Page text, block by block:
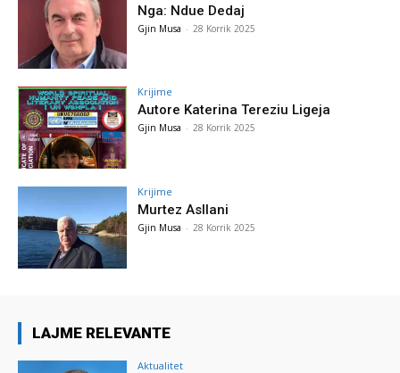
Nga: Ndue Dedaj
Gjin Musa - 28 Korrik 2025
Krijime
Autore Katerina Tereziu Ligeja
Gjin Musa - 28 Korrik 2025
Krijime
Murtez Asllani
Gjin Musa - 28 Korrik 2025
LAJME RELEVANTE
Aktualitet